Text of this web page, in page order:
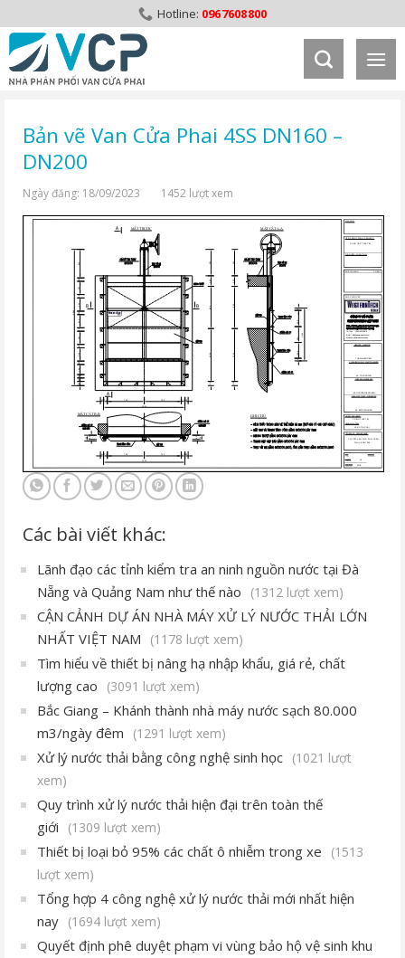
to
content
0967608800
Bản vẽ Van Cửa Phai 4SS DN160 –
DN200
Ngày đăng: 18/09/2023 1452 lượt xem
Các bài viết khác:
Lãnh đạo các tỉnh kiểm tra an ninh nguồn nước tại Đà
Nẵng và Quảng Nam như thế nào
(1312 lượt xem)
CẬN CẢNH DỰ ÁN NHÀ MÁY XỬ LÝ NƯỚC THẢI LỚN
NHẤT VIỆT NAM
(1178 lượt xem)
Tìm hiểu về thiết bị nâng hạ nhập khẩu, giá rẻ, chất
lượng cao
(3091 lượt xem)
Bắc Giang – Khánh thành nhà máy nước sạch 80.000
m3/ngày đêm
(1291 lượt xem)
Xử lý nước thải bằng công nghệ sinh học (1021 lượt
xem)
Quy trình xử lý nước thải hiện đại trên toàn thế
giới
(1309 lượt xem)
Thiết bị loại bỏ 95% các chất ô nhiễm trong xe
(1513
lượt xem)
Tổng hợp 4 công nghệ xử lý nước thải mới nhất hiện
nay (1694 lượt xem)
Quyết định phê duyệt phạm vi vùng bảo hộ vệ sinh khu